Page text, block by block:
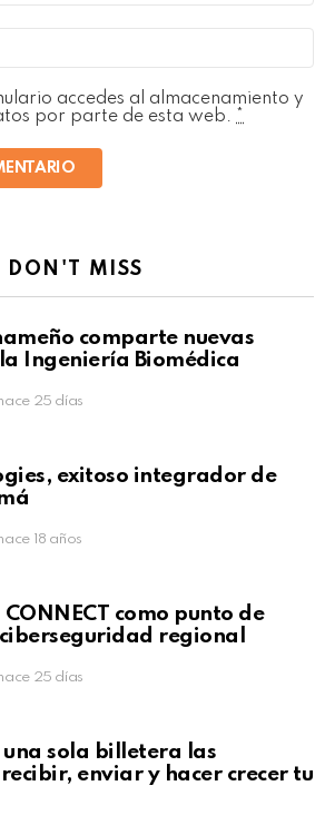
accedes al almacenamiento y
por parte de esta web.
DON'T MISS
Click to view this postcomparte nuevas
Ingeniería Biomédica
hace 25 días
exitoso integrador de
hace 18 años
Click to view this postcomo punto de
regional
hace 25 días
Not Safe For Work
Click to view this post
una sola billetera las
enviar y hacer crecer tu